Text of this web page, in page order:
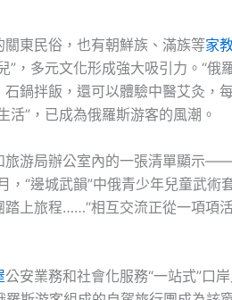
東民俗，也有朝鮮族、滿族等家
”，多元文化形成強大吸引力。“俄
鍋拌飯，還可以體驗中醫艾灸，
活”，已成為俄羅斯游客的風潮。
旅游局辦公室內的一張清單顯示
，“邊城武韻”中俄青少年兒童武
踏上旅程……“相互交流正從一項項
公安業務和社會化服務“一站式”口